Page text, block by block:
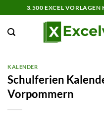
Inhalt
springen
3.500 EXCEL
KALENDER
Schulferien
Vorpommern